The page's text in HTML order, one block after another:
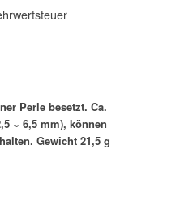
Perle besetzt. Ca.
~ 6,5 mm), können
Gewicht 21,5 g